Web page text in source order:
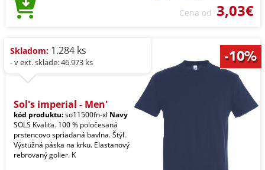
Cena od 3,03€
Skladom: 1.284 ks
- v ext. sklade: 46.973 ks
Sol's imperial - Men'
kód produktu:so11500fn-xl Navy
SOLS Kvalita. 100 % poločesaná
prstencovo spriadaná bavlna. Štýl.
Výstužná páska na krku. Elastanový
rebrovaný golier. K